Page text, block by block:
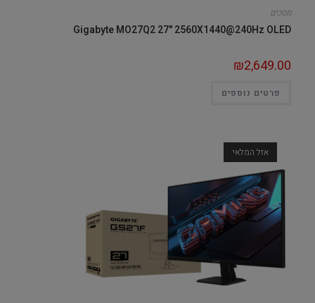
מסכים
Gigabyte MO27Q2 27" 2560X1440@240Hz OLED
₪2,649.00
פרטים נוספים
אזל המלאי